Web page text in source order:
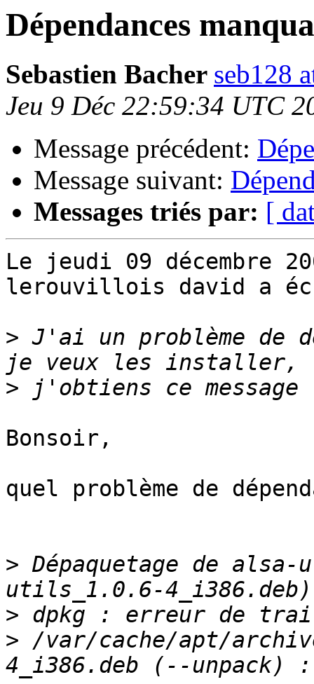
Dépendances
Sebastien Bacher seb128
Jeu 9 Déc 22:59:34 UTC
Message précédent:
Message suivant:
Messages triés par: [
Le jeudi 09 décembre
lerouvillois david a
> J'ai un problème de
>
Bonsoir,
quel problème de
> Dépaquetage de
>
> /var/cache/apt/